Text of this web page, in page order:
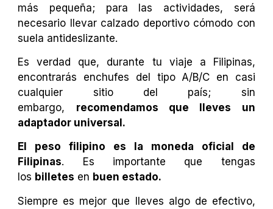
más pequeña; para las actividades, será
necesario llevar calzado deportivo cómodo con
suela antideslizante.
Es verdad que, durante tu viaje a Filipinas,
encontrarás enchufes del tipo A/B/C en casi
cualquier sitio del país; sin
embargo, recomendamos que lleves un
adaptador universal.
El peso filipino es la moneda oficial de
Filipinas. Es importante que tengas
los billetes en buen estado.
Siempre es mejor que lleves algo de efectivo,